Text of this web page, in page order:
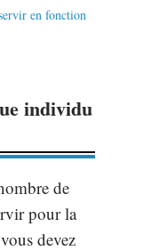
en fonction
individu
de
pour la
devez